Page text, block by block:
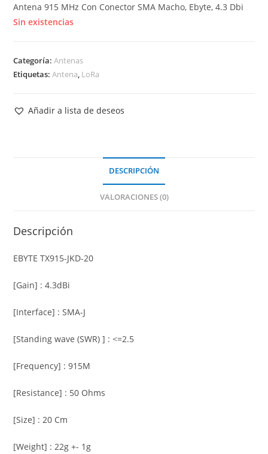
Antena 915 MHz Con Conector SMA Macho, Ebyte, 4.3 Dbi
Sin existencias
Categoría:Antenas
Etiquetas:Antena, LoRa
Añadir a lista de deseos
DESCRIPCIÓN
VALORACIONES (0)
Descripción
EBYTE TX915-JKD-20
[Gain] : 4.3dBi
[Interface] : SMA-J
[Standing wave (SWR) ] : <=2.5
[Frequency] : 915M
[Resistance] : 50 Ohms
[Size] : 20 Cm
[Weight] : 22g +- 1g